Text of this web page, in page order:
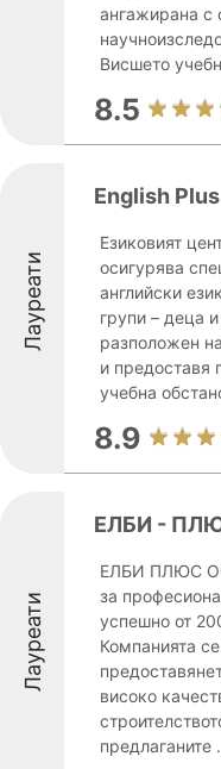
ангажирана с
Висшето
8.5
Лауреати
English Plus
Езиковият
осигурява
английски
групи – деца
разположен
и предоставя
учебна
8.9
Лауреати
ЕЛБИ -
ЕЛБИ ПЛЮС
за
успешно от
Компанията
високо
предлаганите